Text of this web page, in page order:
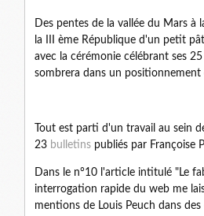
Des pentes de la vallée du Mars à
la III ème République d'un petit
avec la cérémonie célébrant ses
sombrera dans un
Tout est parti d'un travail au sein
23 bulletins publiés par Françoise
Dans le n°10 l'article intitulé "Le
interrogation rapide du web me
mentions de Louis Peuch dans des